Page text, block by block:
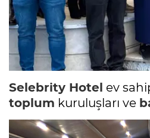
Selebrity Hotel ev
toplum kuruluşları ve